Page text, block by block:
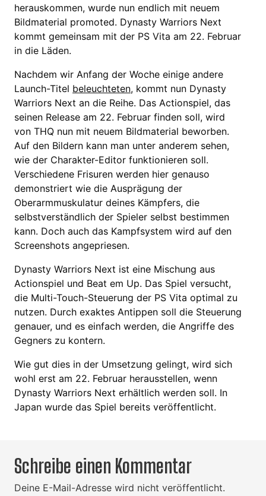
herauskommen, wurde nun endlich mit neuem
Bildmaterial promoted. Dynasty Warriors Next
kommt gemeinsam mit der PS Vita am 22. Februar
in die Läden.
Nachdem wir Anfang der Woche einige andere
Launch-Titel beleuchteten, kommt nun Dynasty
Warriors Next an die Reihe. Das Actionspiel, das
seinen Release am 22. Februar finden soll, wird
von THQ nun mit neuem Bildmaterial beworben.
Auf den Bildern kann man unter anderem sehen,
wie der Charakter-Editor funktionieren soll.
Verschiedene Frisuren werden hier genauso
demonstriert wie die Ausprägung der
Oberarmmuskulatur deines Kämpfers, die
selbstverständlich der Spieler selbst bestimmen
kann. Doch auch das Kampfsystem wird auf den
Screenshots angepriesen.
Dynasty Warriors Next ist eine Mischung aus
Actionspiel und Beat em Up. Das Spiel versucht,
die Multi-Touch-Steuerung der PS Vita optimal zu
nutzen. Durch exaktes Antippen soll die Steuerung
genauer, und es einfach werden, die Angriffe des
Gegners zu kontern.
Wie gut dies in der Umsetzung gelingt, wird sich
wohl erst am 22. Februar herausstellen, wenn
Dynasty Warriors Next erhältlich werden soll. In
Japan wurde das Spiel bereits veröffentlicht.
Schreibe einen Kommentar
Deine E-Mail-Adresse wird nicht veröffentlicht.